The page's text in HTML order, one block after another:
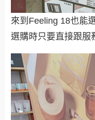
來到Feeling 18也能
選購時只要直接跟服